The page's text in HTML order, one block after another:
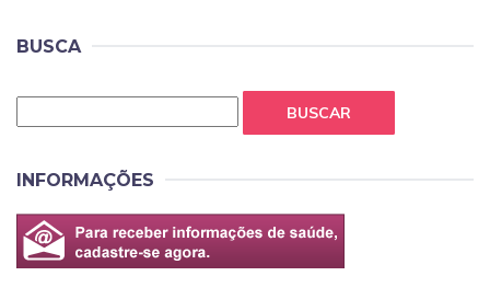
BUSCA
BUSCAR
INFORMAÇÕES